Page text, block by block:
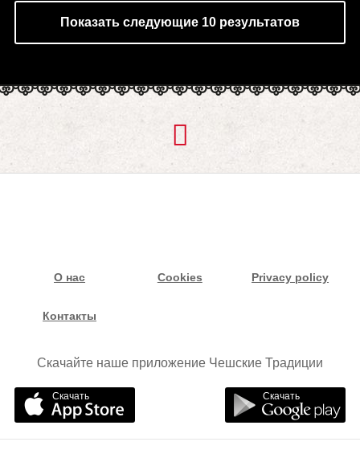
Показать следующие 10 результатов
О нас Cookies Privacy policy
Контакты
Скачайте наше приложение Чешские Традиции
Скачать Скачать